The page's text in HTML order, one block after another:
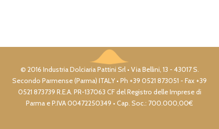
© 2016 Industria Dolciaria Pattini Srl • Via Bellini, 13 - 43017 S.
Secondo Parmense (Parma) ITALY • Ph +39 0521 873051 - Fax +39
0521 873739 R.E.A. PR-137063 CF del Registro delle Imprese di
Parma e P.IVA 00472250349 • Cap. Soc.: 700.000,00€